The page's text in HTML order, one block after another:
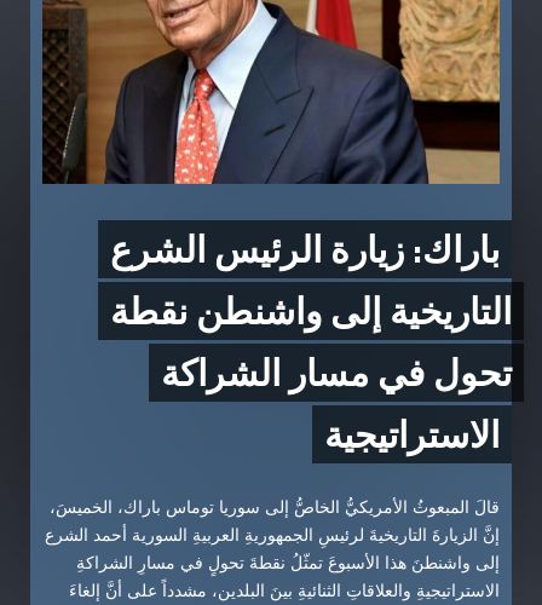
باراك: زيارة الرئيس الشرع
التاريخية إلى واشنطن نقطة
تحول في مسار الشراكة
الاستراتيجية
قالَ المبعوثُ الأمريكيُّ الخاصُّ إلى سوريا توماس باراك، الخميسَ،
إنَّ الزيارةَ التاريخيةَ لرئيسِ الجمهوريةِ العربيةِ السورية أحمد الشرع
إلى واشنطنَ هذا الأسبوعَ تمثّلُ نقطةَ تحولٍ في مسارِ الشراكةِ
الاستراتيجيةِ والعلاقاتِ الثنائيةِ بينَ البلدين، مشدداً على أنَّ إلغاءَ